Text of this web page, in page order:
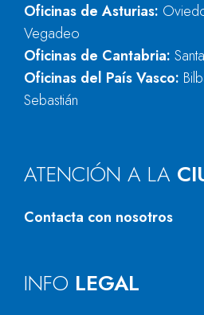
Oficinas de Asturias:
Vegadeo
Oficinas de Cantabria:
Oficinas del País Vasco:
Sebastián
ATENCIÓN A LA
Contacta con nosotros
INFO LEGAL